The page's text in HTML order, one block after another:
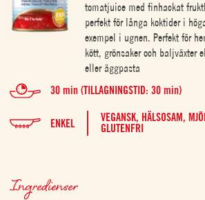
tomatjuice med finhackat
perfekt för långa koktider i
exempel i ugnen. Perfekt för
kött, grönsaker och baljväxter
eller äggpasta
30 min (TILLAGNINGSTID: 30 min)
ENKEL VEGANSK, HÄLSOSAM,
GLUTENFRI
Ingredienser